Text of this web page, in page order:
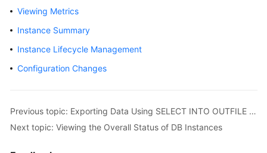
Product
Bulletin
Overview
Getting
Viewing Metrics
Instance Summary
Instance Lifecycle Management
Configuration Changes
Previous topic: Exporting Data Using SELECT INTO OUTFILE OBS
Next topic: Viewing the Overall Status of DB Instances